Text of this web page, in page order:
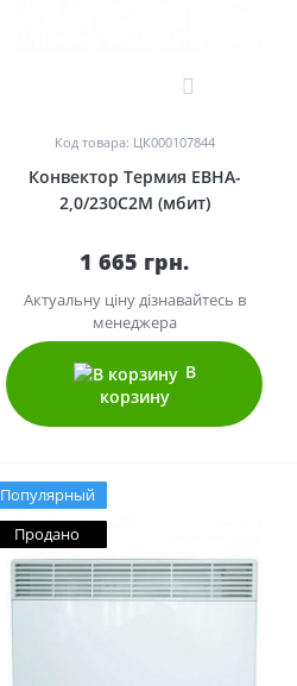
Код товара: ЦК000107844
Конвектор Термия EBHA-
2,0/230C2M (мбит)
1 665 грн.
Актуальну ціну дізнавайтесь в
менеджера
В
корзину
Популярный
Продано